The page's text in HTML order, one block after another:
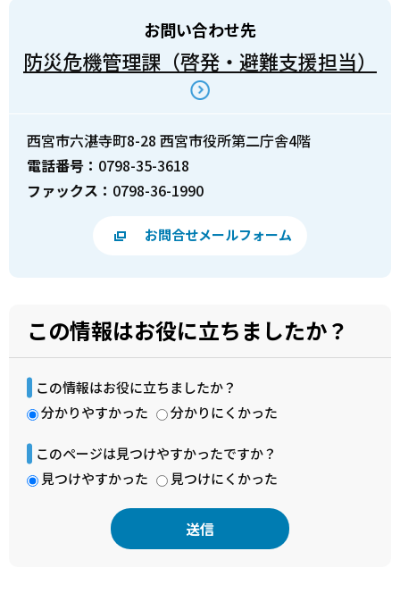
お問い合わせ先
防災危機管理課（啓発・避難支援担当）
西宮市六湛寺町8-28 西宮市役所第二庁舎4階
電話番号： 0798-35-3618
ファックス： 0798-36-1990
お問合せメールフォーム
この情報はお役に立ちましたか？
この情報はお役に立ちましたか？
分かりやすかった
分かりにくかった
このページは見つけやすかったですか？
見つけやすかった
見つけにくかった